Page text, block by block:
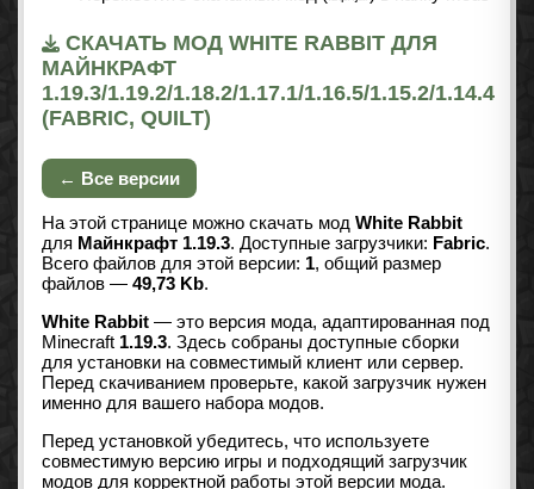
СКАЧАТЬ МОД WHITE RABBIT ДЛЯ
МАЙНКРАФТ
1.19.3/1.19.2/1.18.2/1.17.1/1.16.5/1.15.2/1.14.4
(FABRIC, QUILT)
← Все версии
На этой странице можно скачать мод White Rabbit
для Майнкрафт 1.19.3. Доступные загрузчики: Fabric.
Всего файлов для этой версии: 1, общий размер
файлов — 49,73 Kb.
White Rabbit — это версия мода, адаптированная под
Minecraft 1.19.3. Здесь собраны доступные сборки
для установки на совместимый клиент или сервер.
Перед скачиванием проверьте, какой загрузчик нужен
именно для вашего набора модов.
Перед установкой убедитесь, что используете
совместимую версию игры и подходящий загрузчик
модов для корректной работы этой версии мода.